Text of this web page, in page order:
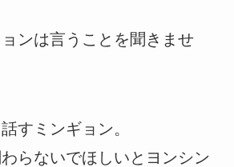
ンは言うことを聞きませ
すミンギョン。
らないでほしいとヨンシン